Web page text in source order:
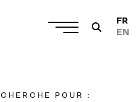
FR
EN
POUR :